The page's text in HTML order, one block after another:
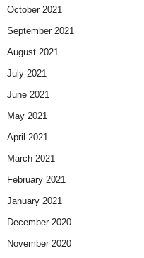
October 2021
September 2021
August 2021
July 2021
June 2021
May 2021
April 2021
March 2021
February 2021
January 2021
December 2020
November 2020